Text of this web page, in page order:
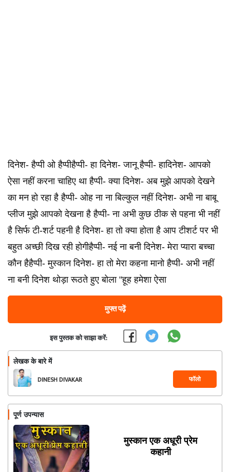
दिनेश- हैप्पी ओ हैप्पीहैप्पी- हा दिनेश- जानू हैप्पी- हादिनेश- आपको
ऐसा नहीं करना चाहिए था हैप्पी- क्या दिनेश- अब मुझे आपको देखने
का मन हो रहा है हैप्पी- ओह ना ना बिल्कुल नहीं दिनेश- अभी ना बाबू
प्लीज मुझे आपको देखना है हैप्पी- ना अभी कुछ ठीक से पहना भी नहीं
है सिर्फ टी-शर्ट पहनी है दिनेश- हा तो क्या होता है आप टीशर्ट पर भी
बहुत अच्छी दिख रही होगीहैप्पी- नई ना बनी दिनेश- मेरा प्यारा बच्चा
कौन हैहैप्पी- मुस्कान दिनेश- हा तो मेरा कहना मानो हैप्पी- अभी नहीं
ना बनी दिनेश थोड़ा रूठते हुए बोला "हूह हमेशा ऐसा
मुफ्त पढ़ें
इस पुस्तक को साझा करें:
लेखक के बारे में
DINESH DIVAKAR फॉलो
पूर्ण उपन्यास
मुस्कान एक अधूरी प्रेम
कहानी